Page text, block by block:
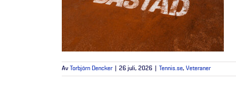
Av Torbjörn Dencker 26 juli, 2026 Tennis.se, Veteraner